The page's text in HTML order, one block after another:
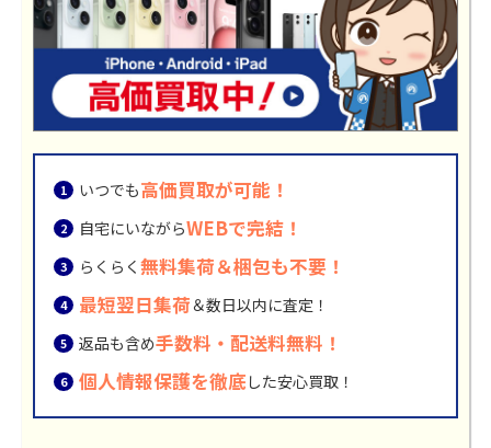
いつでも高価買取が可能！
自宅にいながらWEBで完結！
らくらく 無料集荷＆梱包も不要！
最短翌日集荷 ＆数日以内に査定！
返品も含め手数料・配送料無料！
個人情報保護を徹底 した安心買取！